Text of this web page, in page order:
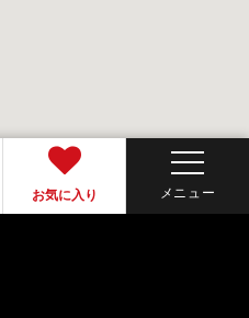
お気に入り